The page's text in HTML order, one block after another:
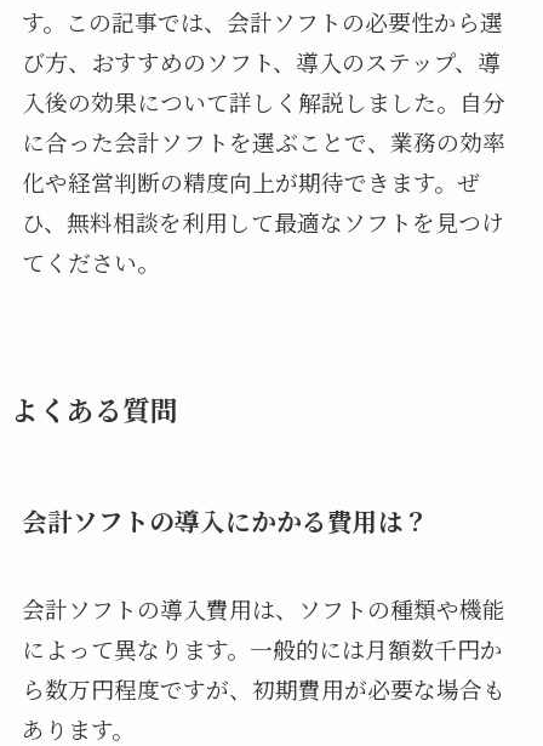
す。この記事では、会計ソフトの必要性から選
び方、おすすめのソフト、導入のステップ、導
入後の効果について詳しく解説しました。自分
に合った会計ソフトを選ぶことで、業務の効率
化や経営判断の精度向上が期待できます。ぜ
ひ、無料相談を利用して最適なソフトを見つけ
てください。
よくある質問
会計ソフトの導入にかかる費用は？
会計ソフトの導入費用は、ソフトの種類や機能
によって異なります。一般的には月額数千円か
ら数万円程度ですが、初期費用が必要な場合も
あります。